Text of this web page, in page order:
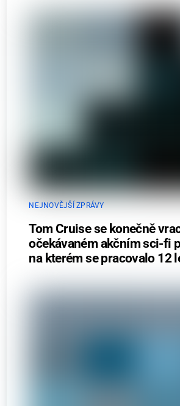
NEJNOVĚJŠÍ ZPRÁVY
Tom Cruise se konečně
očekávaném akčním sci-fi
na kterém se pracovalo 12